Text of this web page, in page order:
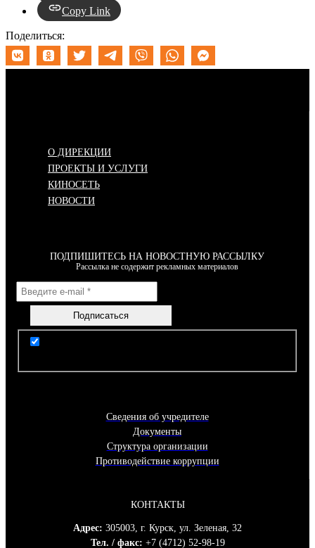
Copy Link
Поделиться:
О ДИРЕКЦИИ
ПРОЕКТЫ И УСЛУГИ
КИНОСЕТЬ
НОВОСТИ
ПОДПИШИТЕСЬ НА НОВОСТНУЮ РАССЫЛКУ
Рассылка не содержит рекламных материалов
Сведения об учредителе
Документы
Структура организации
Противодействие коррупции
КОНТАКТЫ
Адрес: 305003, г. Курск, ул. Зеленая, 32
Тел. / факс: +7 (4712) 52-98-19